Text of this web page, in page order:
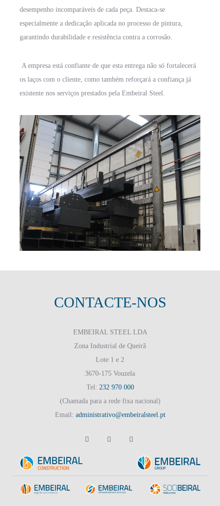
desempenho incomparáveis de cada peça. Destaca-se
especialmente a dedicação aplicada no processo de pintura,
garantindo durabilidade e resistência contra a corrosão.
A empresa está confiante de que esta entrega não só fortalecerá
os laços com o cliente, como também reforçará a confiança já
existente nos serviços prestados pela Embeiral Steel.
CONTACTE-NOS
EMBEIRAL STEEL LDA
Zona Industrial de Queirã
Lote 1 e 2
3670-175 Vouzela
Tel: 232 970 000
(Chamada para a rede fixa nacional)
Email: administrativo@embeiralsteel.pt